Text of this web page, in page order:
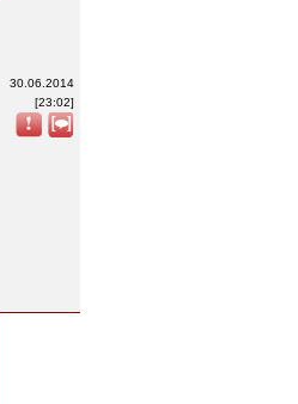
30.06.2014
[23:02]